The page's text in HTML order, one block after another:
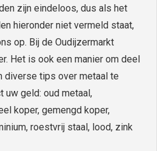
zijn eindeloos, dus als het
hieronder niet vermeld staat,
op. Bij de Oudijzermarkt
Het is ook een manier om deel
diverse tips over metaal te
uw geld: oud metaal,
koper, gemengd koper,
roestvrij staal, lood, zink